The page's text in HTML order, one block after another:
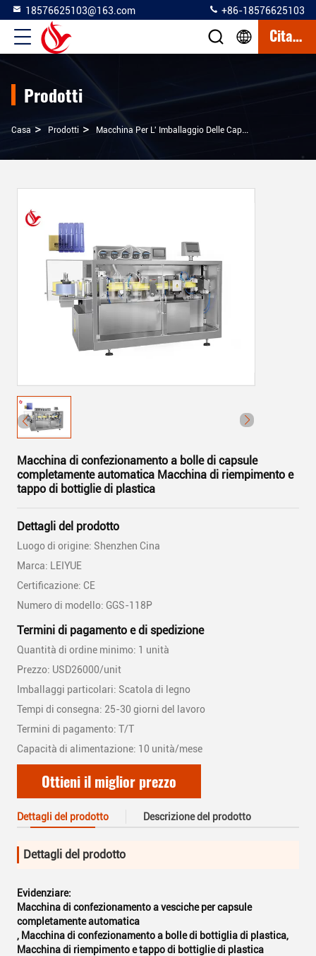
18576625103@163.com +86-18576625103
Citazione
Prodotti
Casa > Prodotti > Macchina Per L' Imballaggio Delle Capsule In Vesciche
Macchina di confezionamento a bolle di capsule
completamente automatica Macchina di riempimento e
tappo di bottiglie di plastica
Dettagli del prodotto
Luogo di origine: Shenzhen Cina
Marca: LEIYUE
Certificazione: CE
Numero di modello: GGS-118P
Termini di pagamento e di spedizione
Quantità di ordine minimo: 1 unità
Prezzo: USD26000/unit
Imballaggi particolari: Scatola di legno
Tempi di consegna: 25-30 giorni del lavoro
Termini di pagamento: T/T
Capacità di alimentazione: 10 unità/mese
Ottieni il miglior prezzo
Dettagli del prodotto Descrizione del prodotto
Dettagli del prodotto
Evidenziare:
Macchina di confezionamento a vesciche per capsule
completamente automatica
, Macchina di confezionamento a bolle di bottiglia di plastica,
Macchina di riempimento e tappo di bottiglie di plastica